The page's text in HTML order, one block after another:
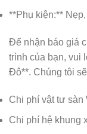
**Phụ kiện:**
Để nhận báo giá
trình của bạn, vui
Đô**. Chúng tôi
Chi phí vật tư sàn
Chi phí hệ khung